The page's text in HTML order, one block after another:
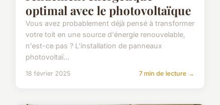
optimal avec le photovoltaïque
Vous avez probablement déjà pensé à transformer
votre toit en une source d'énergie renouvelable,
n'est-ce pas ? L'installation de panneaux
photovoltaï...
18 février 2025 7 min de lecture →